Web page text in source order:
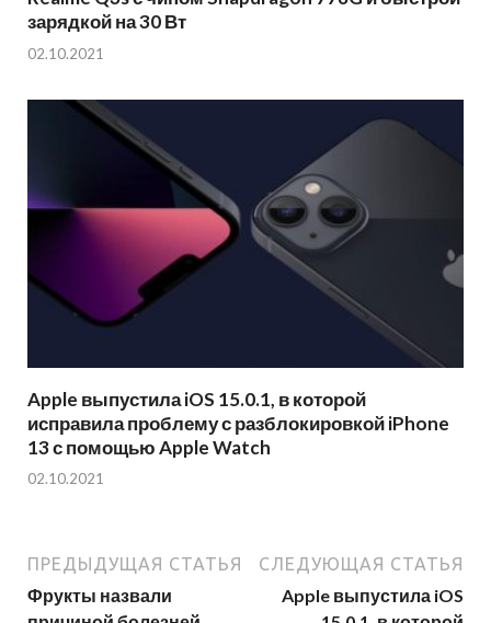
зарядкой на 30 Вт
02.10.2021
Apple выпустила iOS 15.0.1, в которой
исправила проблему с разблокировкой iPhone
13 с помощью Apple Watch
02.10.2021
ПРЕДЫДУЩАЯ СТАТЬЯ
Фрукты назвали
СЛЕДУЮЩАЯ СТАТЬЯ
Apple выпустила iOS